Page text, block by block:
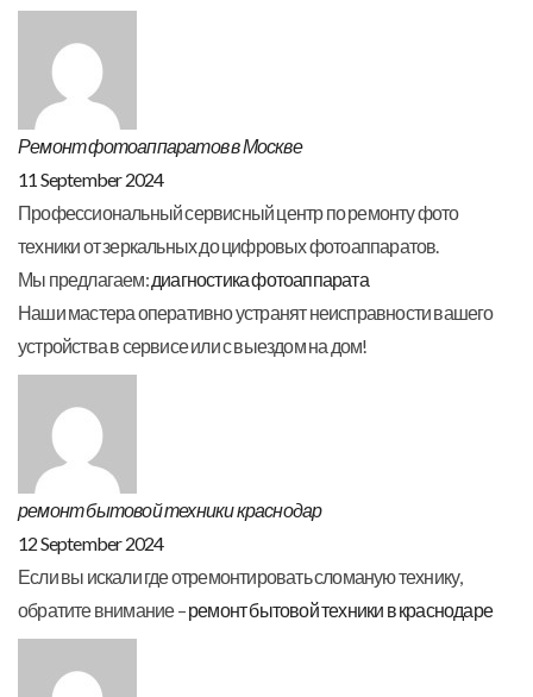
Ремонт фотоаппаратов в Москве
11 September 2024
Профессиональный сервисный центр по ремонту фото
техники от зеркальных до цифровых фотоаппаратов.
Мы предлагаем:диагностика фотоаппарата
Наши мастера оперативно устранят неисправности вашего
устройства в сервисе или с выездом на дом!
ремонт бытовой техники краснодар
12 September 2024
Если вы искали где отремонтировать сломаную технику,
обратите внимание –ремонт бытовой техники в краснодаре